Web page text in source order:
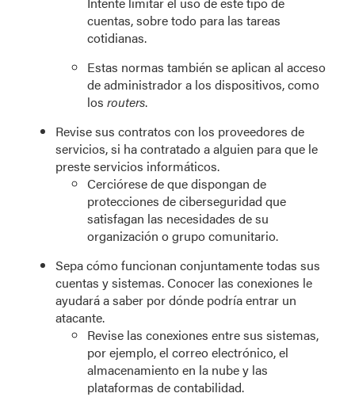
cuentas, sobre todo para las tareas
cotidianas.
Estas normas también se aplican al acceso
de administrador a los dispositivos, como
los routers.
Revise sus contratos con los proveedores de
servicios, si ha contratado a alguien para que le
preste servicios informáticos.
Cerciórese de que dispongan de
protecciones de ciberseguridad que
satisfagan las necesidades de su
organización o grupo comunitario.
Sepa cómo funcionan conjuntamente todas sus
cuentas y sistemas. Conocer las conexiones le
ayudará a saber por dónde podría entrar un
atacante.
Revise las conexiones entre sus sistemas,
por ejemplo, el correo electrónico, el
almacenamiento en la nube y las
plataformas de contabilidad.